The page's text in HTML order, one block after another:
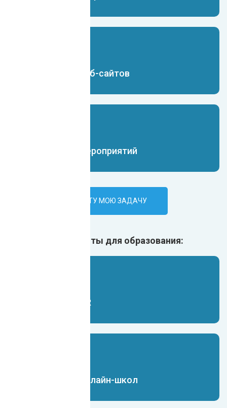
Чат-бот для веб-сайтов
Чат-бот для мероприятий
ПОРУЧИТЬ ИИ-БОТУ МОЮ ЗАДАЧУ
Ещё ИИ боты для образования:
Чат-бот для HR
Чат-бот для онлайн-школ